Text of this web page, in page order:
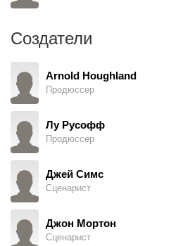
Создатели
Arnold Houghland
Продюссер
Лу Русофф
Продюссер
Джей Симс
Сценарист
Джон Мортон
Сценарист